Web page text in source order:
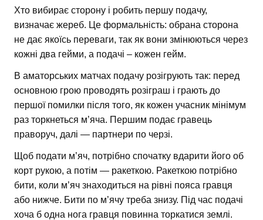
Хто вибирає сторону і робить першу подачу,
визначає жереб. Це формальність: обрана сторона
не дає якоїсь переваги, так як вони змінюються через
кожні два гейми, а подачі – кожен гейм.
В аматорських матчах подачу розігрують так: перед
основною грою проводять розіграш і грають до
першої помилки після того, як кожен учасник мінімум
раз торкнеться м’яча. Першим подає гравець
праворуч, далі — партнери по черзі.
Щоб подати м’яч, потрібно спочатку вдарити його об
корт рукою, а потім — ракеткою. Ракеткою потрібно
бити, коли м’яч знаходиться на рівні пояса гравця
або нижче. Бити по м’ячу треба знизу. Під час подачі
хоча б одна нога гравця повинна торкатися землі.